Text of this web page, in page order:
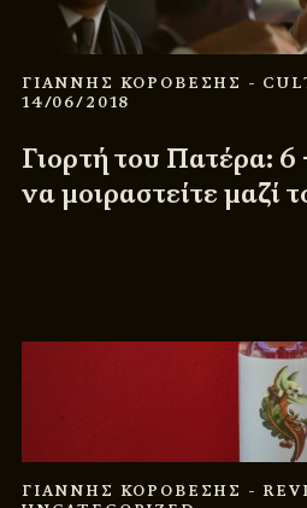
ΓΙΑΝΝΗΣ ΚΟΡΟΒΕΣΗΣ -
14/06/2018
Γιορτή του Πατέρα: 6
να μοιραστείτε μαζί
ΓΙΑΝΝΗΣ ΚΟΡΟΒΕΣΗΣ -